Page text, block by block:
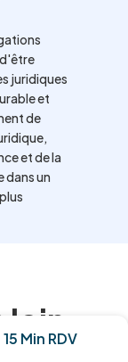
juridiques
et
de
et de la
dans un
loin
15 Min RDV